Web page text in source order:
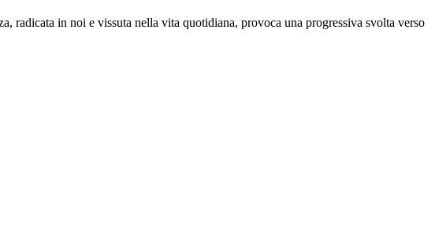
radicata in noi e vissuta nella vita quotidiana, provoca una progressiva svolta verso